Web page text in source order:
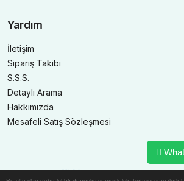
Yardım
İletişim
Sipariş Takibi
S.S.S.
Detaylı Arama
Hakkımızda
Mesafeli Satış Sözleşmesi